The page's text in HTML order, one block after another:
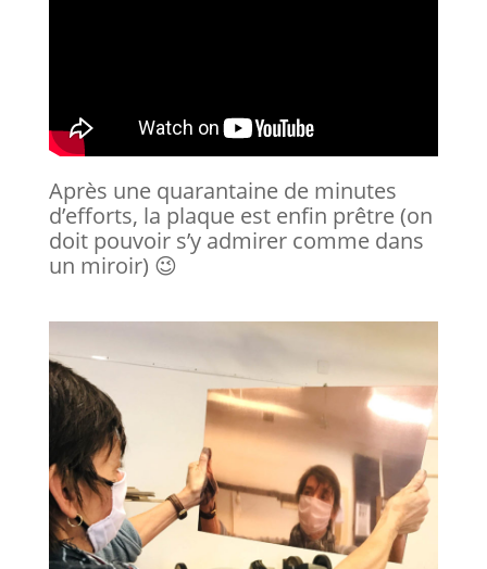
Après une quarantaine de minutes
d’efforts, la plaque est enfin prêtre (on
doit pouvoir s’y admirer comme dans
un miroir) 😉